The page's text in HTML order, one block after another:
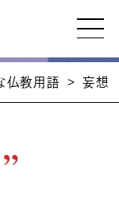
仏教用語 > 妄想